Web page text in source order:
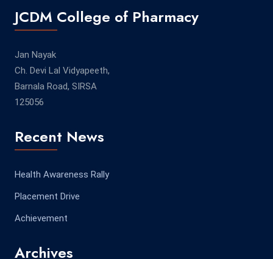
JCDM College of Pharmacy
Jan Nayak
Ch. Devi Lal Vidyapeeth,
Barnala Road, SIRSA
125056
Recent News
Health Awareness Rally
Placement Drive
Achievement
Archives